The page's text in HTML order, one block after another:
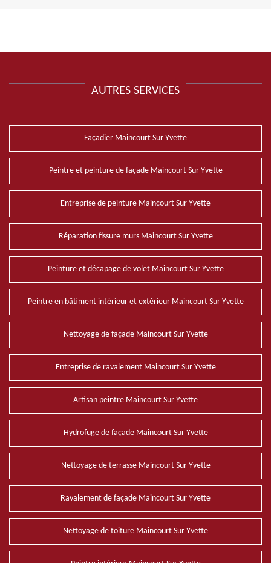
AUTRES SERVICES
Façadier Maincourt Sur Yvette
Peintre et peinture de façade Maincourt Sur Yvette
Entreprise de peinture Maincourt Sur Yvette
Réparation fissure murs Maincourt Sur Yvette
Peinture et décapage de volet Maincourt Sur Yvette
Peintre en bâtiment intérieur et extérieur Maincourt Sur Yvette
Nettoyage de façade Maincourt Sur Yvette
Entreprise de ravalement Maincourt Sur Yvette
Artisan peintre Maincourt Sur Yvette
Hydrofuge de façade Maincourt Sur Yvette
Nettoyage de terrasse Maincourt Sur Yvette
Ravalement de façade Maincourt Sur Yvette
Nettoyage de toiture Maincourt Sur Yvette